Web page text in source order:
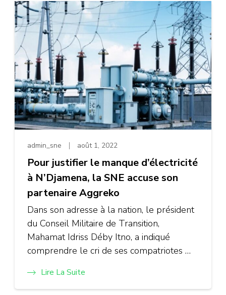
admin_sne août 1, 2022
Pour justifier le manque d’électricité
à N’Djamena, la SNE accuse son
partenaire Aggreko
Dans son adresse à la nation, le président
du Conseil Militaire de Transition,
Mahamat Idriss Déby Itno, a indiqué
comprendre le cri de ses compatriotes …
Lire La Suite